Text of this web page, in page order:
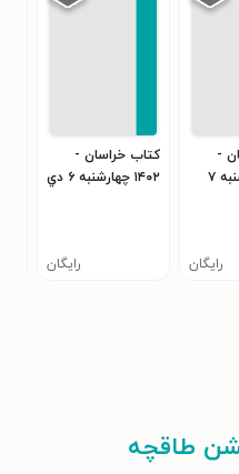
-
۱۴۰۲ پنج شنبه ۷
رایگان
کتاب خراسان -
۱۴۰۲ چهارشنبه ۶ دي
رایگان
طاقچه